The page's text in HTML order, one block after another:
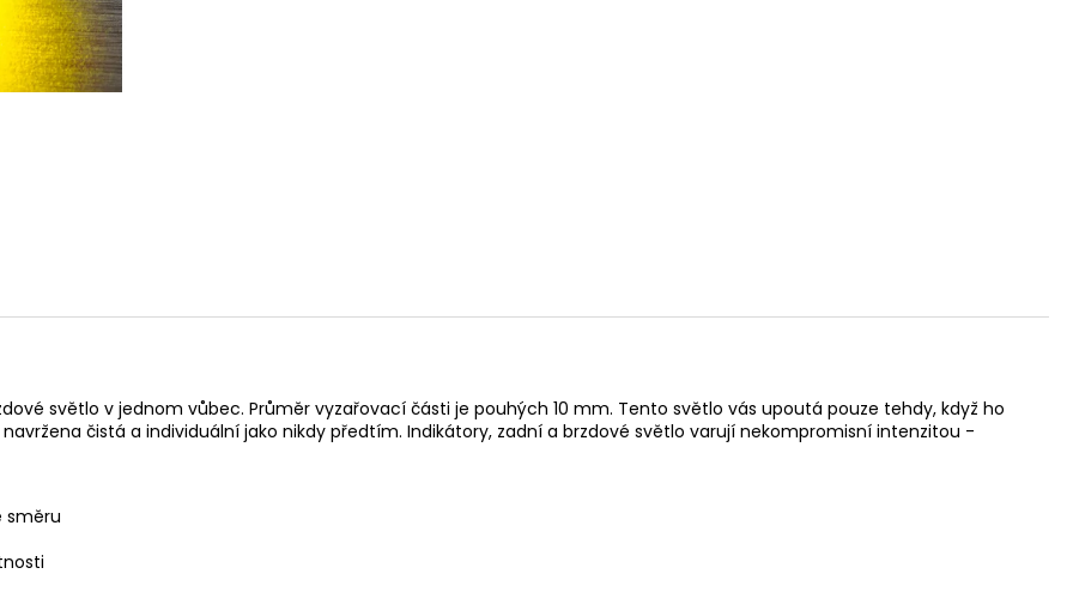
světlo v jednom vůbec. Průměr vyzařovací části je pouhých 10 mm. Tento světlo vás upoutá pouze tehdy, když ho
čistá a individuální jako nikdy předtím. Indikátory, zadní a brzdové světlo varují nekompromisní intenzitou -
směru